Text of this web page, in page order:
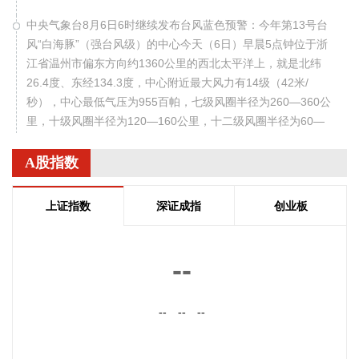
中央气象台8月6日6时继续发布台风蓝色预警：今年第13号台
风“白海豚”（强台风级）的中心今天（6日）早晨5点钟位于浙
江省温州市偏东方向约1360公里的西北太平洋上，就是北纬
26.4度、东经134.3度，中心附近最大风力有14级（42米/
秒），中心最低气压为955百帕，七级风圈半径为260—360公
里，十级风圈半径为120—160公里，十二级风圈半径为60—
方向移动，强度变化不大或略有增强，7日白天穿过琉球群岛
后移入东海，并逐渐向华东沿海靠近。 此外，今年第14号台
风“鲸鱼”（热带风暴级）的中心今天凌晨4点钟前后在菲律宾吕
（18米/秒），中心最低气压为998百帕。 预计，“鲸鱼”将以每
A股指数
上证指数 深证成指 创业板
--
-- -- --